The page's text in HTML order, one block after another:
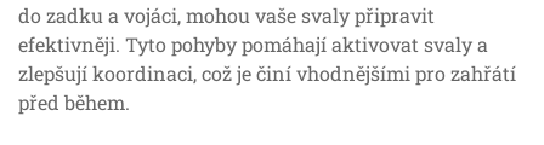
do zadku a vojáci, mohou vaše svaly připravit
efektivněji. Tyto pohyby pomáhají aktivovat svaly a
zlepšují koordinaci, což je činí vhodnějšími pro zahřátí
před během.